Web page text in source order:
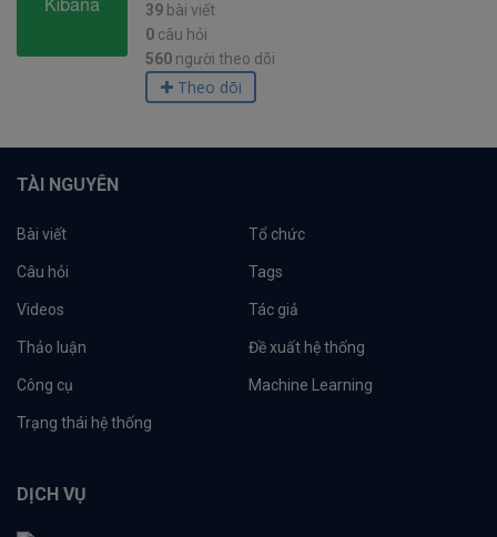
39 bài viết
0 câu hỏi
560 người theo dõi
Theo dõi
TÀI NGUYÊN
Bài viết Tổ chức
Câu hỏi Tags
Videos Tác giả
Thảo luận Đề xuất hệ thống
Công cụ Machine Learning
Trạng thái hệ thống
DỊCH VỤ